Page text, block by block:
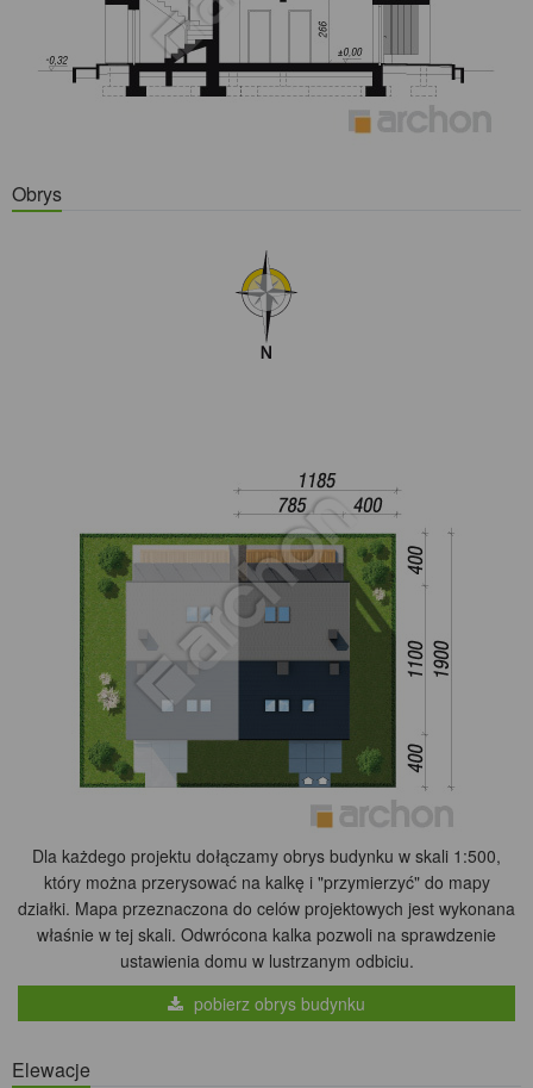
Obrys
Dla każdego projektu dołączamy obrys budynku w skali 1:500,
który można przerysować na kalkę i "przymierzyć" do mapy
działki. Mapa przeznaczona do celów projektowych jest wykonana
właśnie w tej skali. Odwrócona kalka pozwoli na sprawdzenie
ustawienia domu w lustrzanym odbiciu.
pobierz obrys budynku
Elewacje